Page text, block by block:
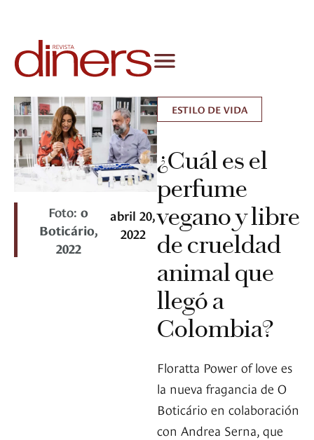
Foto:o
Boticário,
2022
abril 20,
2022
ESTILO DE VIDA
¿Cuál es el
perfume
vegano y libre
de crueldad
animal que
llegó a
Colombia?
Floratta Power of love es
la nueva fragancia de O
Boticário en colaboración
con Andrea Serna, que